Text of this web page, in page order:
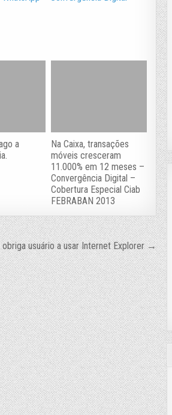
a
Na Caixa, transações
móveis cresceram
11.000% em 12 meses –
Convergência Digital –
Cobertura Especial Ciab
FEBRABAN 2013
obriga usuário a usar Internet Explorer →